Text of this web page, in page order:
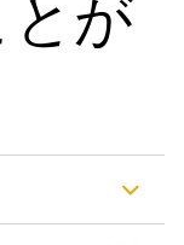
とが